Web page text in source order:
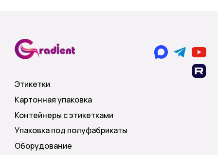
Этикетки
Картонная упаковка
Контейнеры с этикетками
Упаковка под полуфабрикаты
Оборудование